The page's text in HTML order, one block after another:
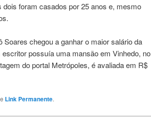
foram casados por 25 anos e, mesmo
chegou a ganhar o maior salário da
possuía uma mansão em Vinhedo, no
do portal Metrópoles, é avaliada em R$
Link Permanente.